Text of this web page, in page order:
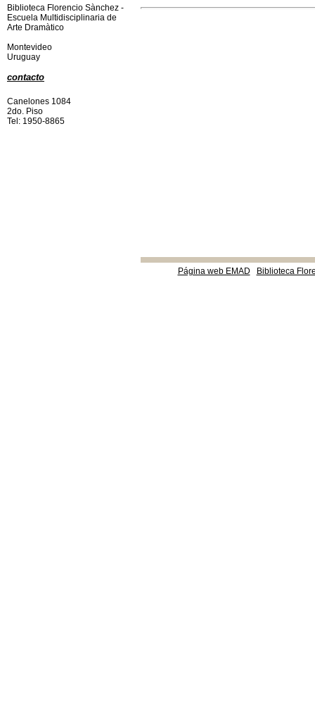
Página web EMAD Biblioteca
Biblioteca Florencio Sànchez -
Escuela Multidisciplinaria de
Arte Dramàtico
Montevideo
Uruguay
contacto
Canelones 1084
2do. Piso
Tel: 1950-8865